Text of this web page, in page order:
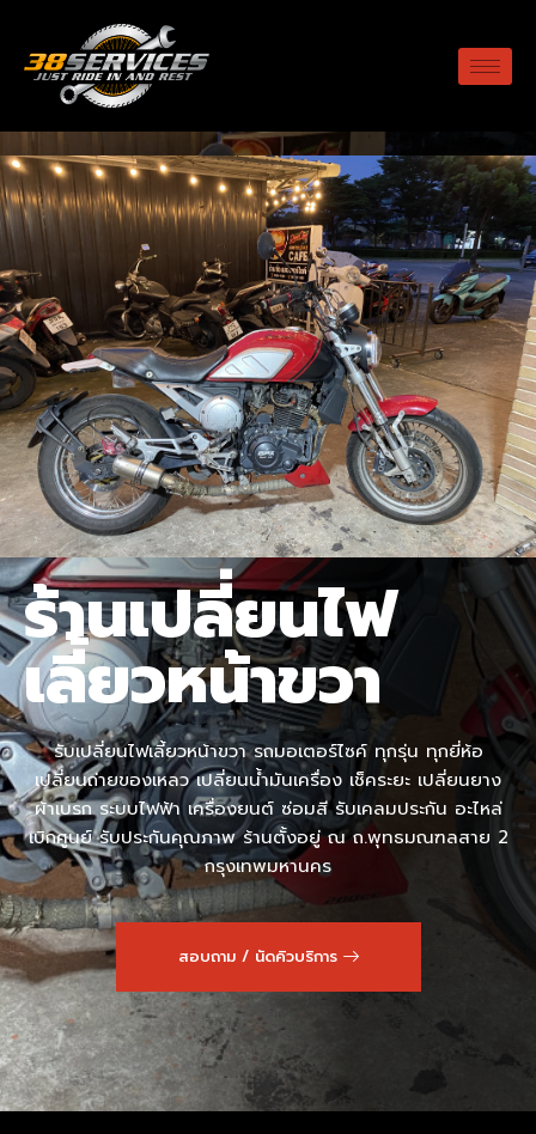
ร้านเปลี่ยนไฟ
เลี้ยวหน้าขวา
รับเปลี่ยนไฟเลี้ยวหน้าขวา รถมอเตอร์ไซค์ ทุกรุ่น ทุกยี่ห้อ
เปลี่ยนถ่ายของเหลว เปลี่ยนน้ำมันเครื่อง เช็คระยะ เปลี่ยนยาง
ผ้าเบรก ระบบไฟฟ้า เครื่องยนต์ ซ่อมสี รับเคลมประกัน อะไหล่
เบิกศูนย์ รับประกันคุณภาพ ร้านตั้งอยู่ ณ ถ.พุทธมณฑลสาย 2
กรุงเทพมหานคร
สอบถาม / นัดคิวบริการ